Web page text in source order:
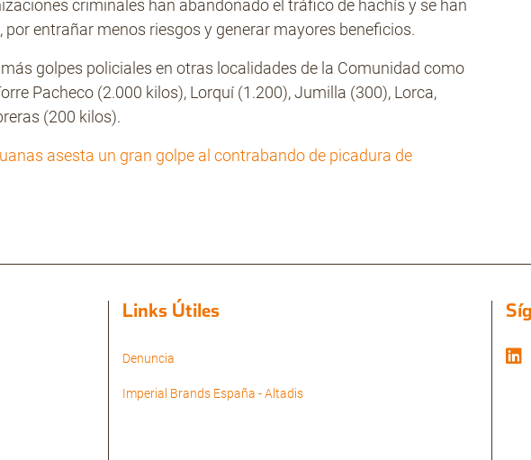
criminales han abandonado el tráfico de hachís y se han
entrañar menos riesgos y generar mayores beneficios.
golpes policiales en otras localidades de la Comunidad como
Pacheco (2.000 kilos), Lorquí (1.200), Jumilla (300), Lorca,
(200 kilos).
asesta un gran golpe al contrabando de picadura de
Links Útiles
Denuncia
Imperial Brands España - Altadis